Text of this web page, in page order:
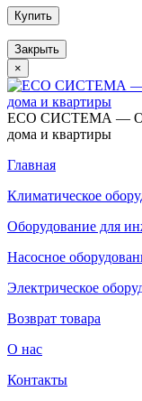
Купить
Закрыть
×
ECO СИСТЕМА —
дома и квартиры
Главная
Климатическое
Оборудование для
Насосное
Электрическое
Возврат товара
О нас
Контакты